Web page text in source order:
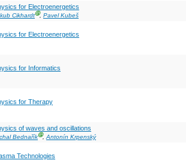
for Electroenergetics
CikhardtⒼ, Pavel Kubeš
for Electroenergetics
for Informatics
for Therapy
of waves and oscillations
BednaříkⒼ,Antonín Krpenský
Technologies